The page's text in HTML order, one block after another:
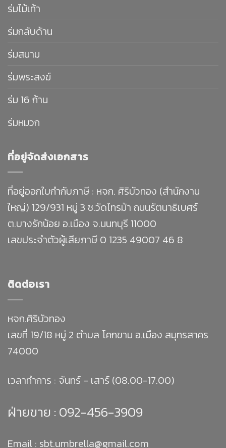
ร่มไม้เท้า
ร่มกลับด้าน
ร่มสนาม
ร่มพระสงฆ์
ร่ม 16 ก้าน
ร่มหมวก
ที่อยู่จัดส่งเอกสาร
ที่อยู่ออกใบกำกับภาษี : หจก. ศิริบัวทอง (สำนักงาน
ใหญ่) 129/931 หมู่ 3 ซ.วัดไทรม้า ถนนรัตนาธิเบศร์
ต.บางรักน้อย อ.เมือง จ.นนทบุรี 11000
เลขประจำตัวผู้เสียภาษี 0 1235 49007 46 8
ติดต่อเรา
หจก.ศิริบัวทอง
เลขที่ 19/18 หมู่ 2 ตำบล โคกขาม อ.เมือง สมุทรสาคร
74000
เวลาทำการ : จันทร์ - เสาร์ (08.00-17.00)
ฝ่ายขาย : 092-456-3909
Email : sbt.umbrella@gmail.com